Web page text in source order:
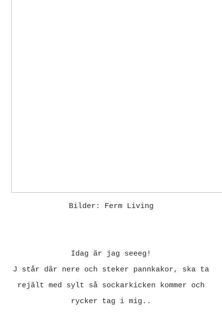
Bilder: Ferm Living
Idag är jag seeeg!
J står där nere och steker pannkakor, ska ta
rejält med sylt så sockarkicken kommer och
rycker tag i mig..